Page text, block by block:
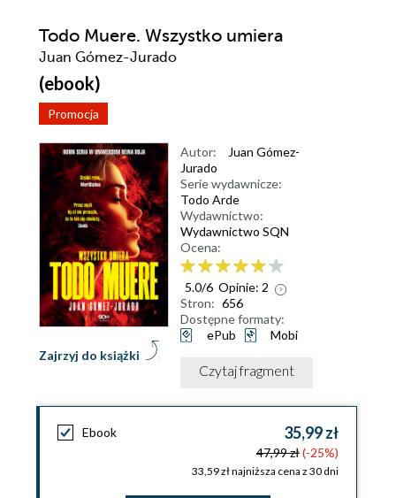
Todo Muere. Wszystko umiera
Juan Gómez-Jurado
(ebook)
Promocja
Zajrzyj do książki
Autor:
Juan Gómez-
Jurado
Serie wydawnicze:
Todo Arde
Wydawnictwo:
Wydawnictwo SQN
Ocena:
5.0/6 Opinie: 2
Stron: 656
Dostępne formaty:
ePub
Mobi
Czytaj fragment
Ebook 35,99 zł
47,99 zł(-25%)
33,59 zł najniższa cena z 30 dni